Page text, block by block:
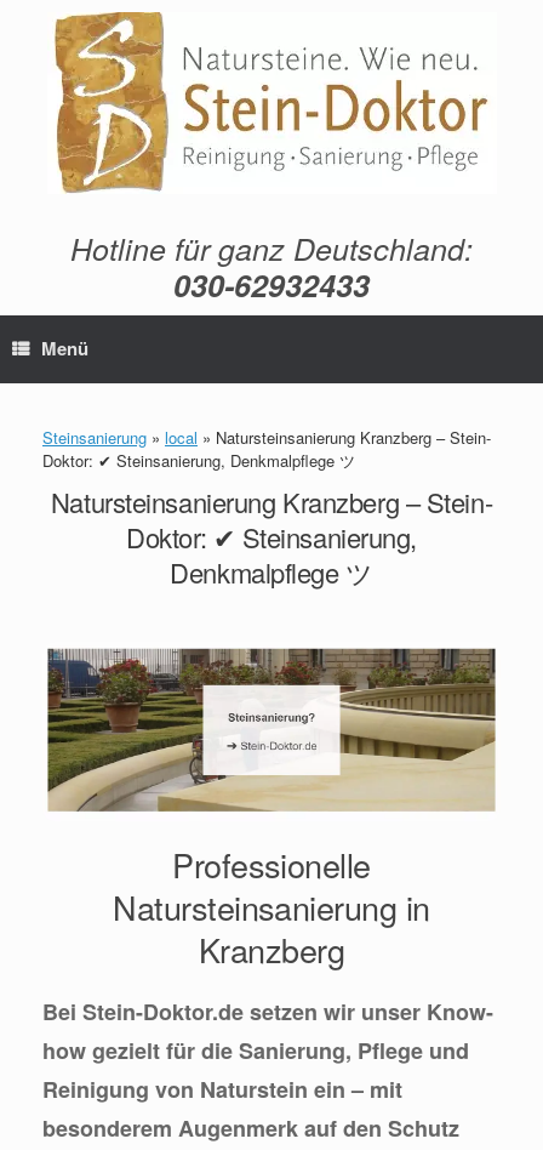
springen
Hotline für ganz Deutschland:
030-62932433
Menü
Steinsanierung » local » Natursteinsanierung Kranzberg – Stein-
Doktor: ✔ Steinsanierung, Denkmalpflege ツ
Natursteinsanierung Kranzberg – Stein-
Doktor: ✔ Steinsanierung,
Denkmalpflege ツ
Professionelle
Natursteinsanierung in
Kranzberg
Bei Stein-Doktor.de setzen wir unser Know-
how gezielt für die Sanierung, Pflege und
Reinigung von Naturstein ein – mit
besonderem Augenmerk auf den Schutz